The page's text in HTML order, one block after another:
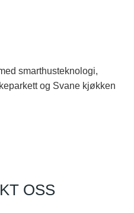
smarthusteknologi,
og Svane kjøkken
OSS